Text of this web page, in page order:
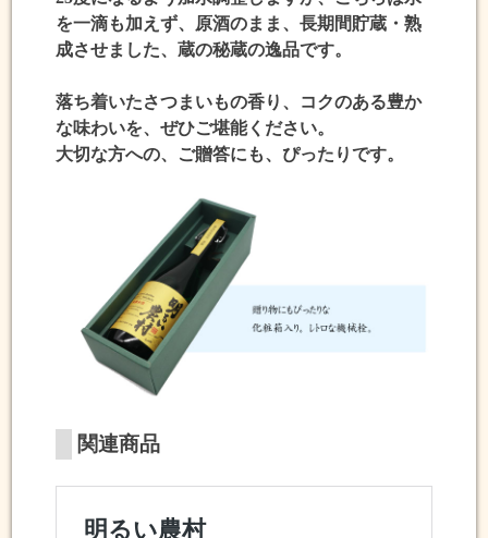
を一滴も加えず、原酒のまま、長期間貯蔵・熟
成させました、蔵の秘蔵の逸品です。
落ち着いたさつまいもの香り、コクのある豊か
な味わいを、ぜひご堪能ください。
大切な方への、ご贈答にも、ぴったりです。
関連商品